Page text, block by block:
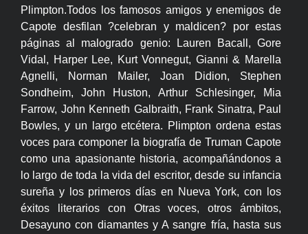
Plimpton.Todos los famosos amigos y enemigos de
Capote desfilan ?celebran y maldicen? por estas
páginas al malogrado genio: Lauren Bacall, Gore
Vidal, Harper Lee, Kurt Vonnegut, Gianni & Marella
Agnelli, Norman Mailer, Joan Didion, Stephen
Sondheim, John Huston, Arthur Schlesinger, Mia
Farrow, John Kenneth Galbraith, Frank Sinatra, Paul
Bowles, y un largo etcétera. Plimpton ordena estas
voces para componer la biografía de Truman Capote
como una apasionante historia, acompañándonos a
lo largo de toda la vida del escritor, desde su infancia
sureña y los primeros días en Nueva York, con los
éxitos literarios con Otras voces, otros ámbitos,
Desayuno con diamantes y A sangre fría, hasta sus